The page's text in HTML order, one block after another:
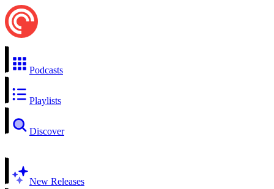
Podcasts
Playlists
Discover
New Releases